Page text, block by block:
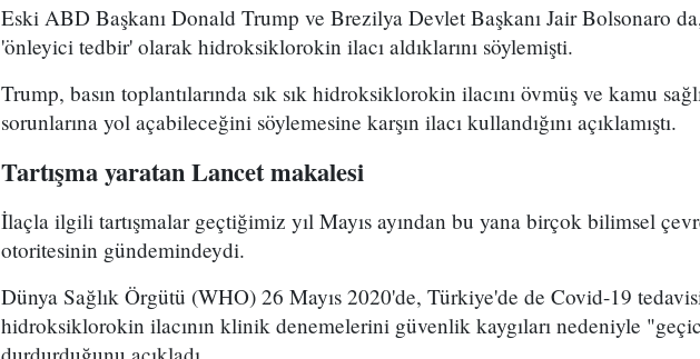
Eski ABD Başkanı Donald Trump ve Brezilya Devlet Başkanı Jair Bolsonaro
'önleyici tedbir' olarak hidroksiklorokin ilacı aldıklarını söylemişti.
Trump, basın toplantılarında sık sık hidroksiklorokin ilacını övmüş ve kamu
sorunlarına yol açabileceğini söylemesine karşın ilacı kullandığını açıklamıştı.
Tartışma yaratan Lancet makalesi
İlaçla ilgili tartışmalar geçtiğimiz yıl Mayıs ayından bu yana birçok bilimsel
otoritesinin gündemindeydi.
Dünya Sağlık Örgütü (WHO) 26 Mayıs 2020'de, Türkiye'de de Covid-19
hidroksiklorokin ilacının klinik denemelerini güvenlik kaygıları nedeniyle